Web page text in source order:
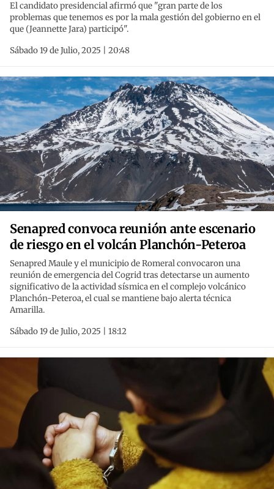
El candidato presidencial afirmó que "gran parte de los
problemas que tenemos es por la mala gestión del gobierno en el
que (Jeannette Jara) participó".
Sábado 19 de Julio, 2025 | 20:48
Senapred convoca reunión ante escenario
de riesgo en el volcán Planchón-Peteroa
Senapred Maule y el municipio de Romeral convocaron una
reunión de emergencia del Cogrid tras detectarse un aumento
significativo de la actividad sísmica en el complejo volcánico
Planchón-Peteroa, el cual se mantiene bajo alerta técnica
Amarilla.
Sábado 19 de Julio, 2025 | 18:12